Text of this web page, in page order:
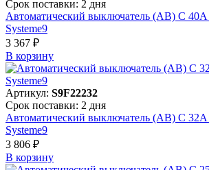
Срок поставки: 2 дня
Автоматический выключатель (АВ) C
Systeme9
3 367 ₽
В корзинy
Артикул: S9F22232
Срок поставки: 2 дня
Автоматический выключатель (АВ) C
Systeme9
3 806 ₽
В корзинy